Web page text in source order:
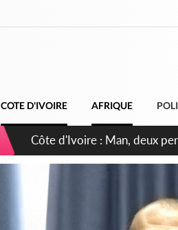
COTE D'IVOIRE AFRIQUE
Côte d'Ivoire : Séileu, la
dépigmentants dangereux